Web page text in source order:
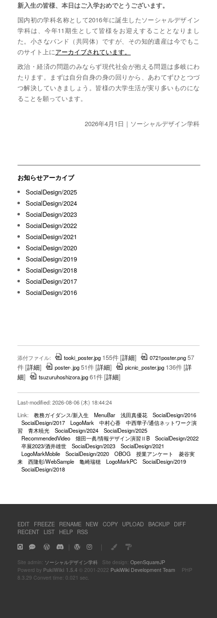
新入生の皆様、本日はご入学おめでとうございます。
国内初の学科名称として2016年に誕生したソーシャルデザイン
学科は、今年11期生として皆様をお迎えすることとなりまし
た。小さなバンド（共同体）ですが、その知的遺産は今でもこ
のサイト上にアーカイブされています。
政治・経済の問題のみならず現代社会が抱える問題は多岐にわ
たります。まずは自分自身の身の回りから、あわてずひとつづ
つ解決していきましょう。皆様の大学生活が実り多いものにな
ることを願っています。
2026年4月1日｜ソーシャルデザイン学科
お知らせアーカイブ
SocialDesign/2025
SocialDesign/2024
SocialDesign/2023
SocialDesign/2022
SocialDesign/2021
SocialDesign/2020
SocialDesign/2019
SocialDesign/2018
SocialDesign/2017
SocialDesign/2016
添付ファイル: tooki_poster.jpg 155件[詳細] 0721poster.png57
件[詳細] poster-.jpg51件[詳細] picnic_poster.jpg 136件[詳
細] tsuzuruhoshizora.jpg61件[詳細]
Last-modified: 2026-08-06 (木) 18:44:24
Link:
教務ガイダンス/新入生 MenuBar 浅田真優花
SocialDesign/2016
SocialDesign/2017
LogoMark 中村心香
中西華子/通信ネットワーク演
習
青木暁光 SocialDesign/2024
SocialDesign/2025
RecommendedVideo
畑田一眞/情報デザイン演習ⅡB
SocialDesign/2022
卒展2023/酒井雄世
SocialDesign/2023
SocialDesign/2021
LogoMarkMobile
SocialDesign/2020 OBOG 授業アンケート
菱谷実
来
西隆彰/WebSample 亀崎瑞穂 LogoMarkPC
SocialDesign/2019
SocialDesign/2018
EDIT FREEZE RENAME NEW COPY UPLOAD BACKUP
DIFF
RECENT
LIST HELP RSS
｜ ｜
Site admin: ソーシャルデザイン学科Site design: OpenSquareJP
Powerd by PukiWiki 1.5.4 © 2001-2022 PukiWiki Development Team PHP
8.3.29 Convert time: 0.021 sec.